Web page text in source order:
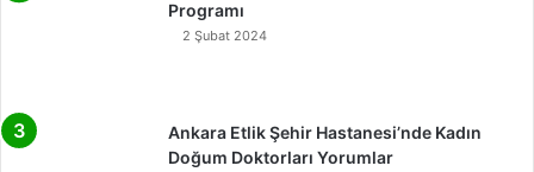
Programı
2 Şubat 2024
Ankara Etlik Şehir Hastanesi’nde Kadın
Doğum Doktorları Yorumlar